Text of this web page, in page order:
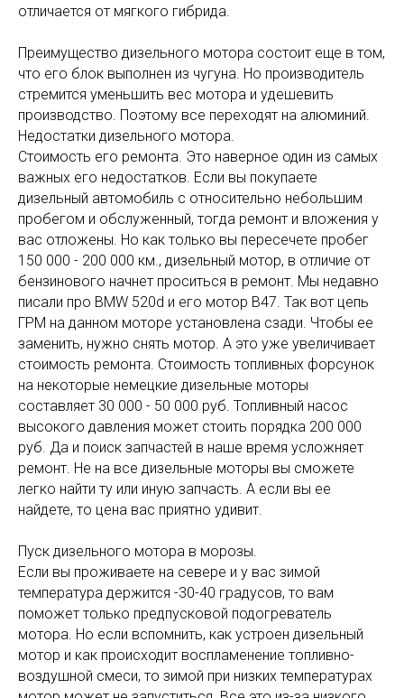
отличается от мягкого гибрида.
Преимущество дизельного мотора состоит еще в том,
что его блок выполнен из чугуна. Но производитель
стремится уменьшить вес мотора и удешевить
производство. Поэтому все переходят на алюминий.
Недостатки дизельного мотора.
Стоимость его ремонта. Это наверное один из самых
важных его недостатков. Если вы покупаете
дизельный автомобиль с относительно небольшим
пробегом и обслуженный, тогда ремонт и вложения у
вас отложены. Но как только вы пересечете пробег
150 000 - 200 000 км., дизельный мотор, в отличие от
бензинового начнет проситься в ремонт. Мы недавно
писали про BMW 520d и его мотор B47. Так вот цепь
ГРМ на данном моторе установлена сзади. Чтобы ее
заменить, нужно снять мотор. А это уже увеличивает
стоимость ремонта. Стоимость топливных форсунок
на некоторые немецкие дизельные моторы
составляет 30 000 - 50 000 руб. Топливный насос
высокого давления может стоить порядка 200 000
руб. Да и поиск запчастей в наше время усложняет
ремонт. Не на все дизельные моторы вы сможете
легко найти ту или иную запчасть. А если вы ее
найдете, то цена вас приятно удивит.
Пуск дизельного мотора в морозы.
Если вы проживаете на севере и у вас зимой
температура держится -30-40 градусов, то вам
поможет только предпусковой подогреватель
мотора. Но если вспомнить, как устроен дизельный
мотор и как происходит воспламенение топливно-
воздушной смеси, то зимой при низких температурах